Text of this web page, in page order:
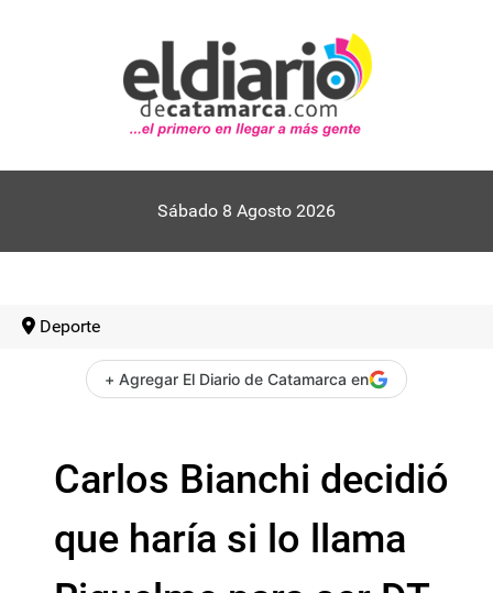
Sábado 8 Agosto 2026
Deporte
+ Agregar El Diario de Catamarca en
Carlos Bianchi decidió
que haría si lo llama